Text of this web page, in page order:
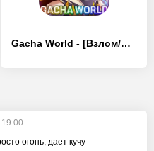
Gacha World - [Взлом/МОД Все открыто]
огонь, дает кучу